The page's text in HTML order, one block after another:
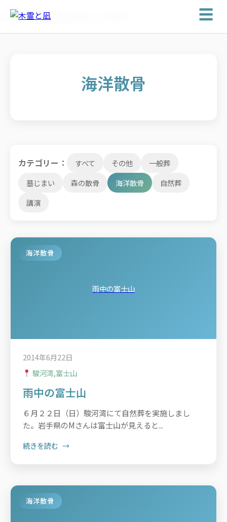
☰
ホーム>実績・記事一覧
海洋散骨
カテゴリー： すべて その他
一般葬
墓じまい
森の散骨 海洋散骨
自然葬
講演
海洋散骨
雨中の富士山
2014年6月22日
駿河湾,富士山
雨中の富士山
６月２２日（日）駿河湾にて自然葬を実施しまし
た。岩手県のMさんは富士山が見えると...
続きを読む
海洋散骨